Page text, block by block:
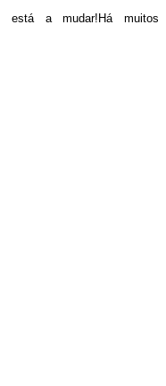
está a mudar!Há muitos